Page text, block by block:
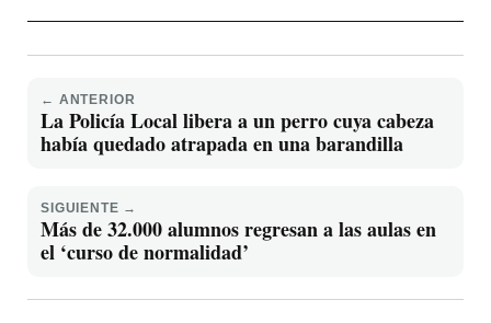
← ANTERIOR
La Policía Local libera a un perro cuya cabeza
había quedado atrapada en una barandilla
SIGUIENTE →
Más de 32.000 alumnos regresan a las aulas en
el ‘curso de normalidad’